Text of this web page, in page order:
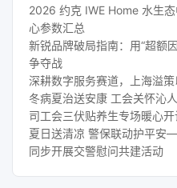
2026 约克 IWE Home 水生
心参数汇总
新锐品牌破局指南：用“超额
争夺战
深耕数字服务赛道，上海溢
冬病夏治送安康 工会关怀
司工会三伏贴养生专场暖心开
夏日送清凉 警保联动护平安
同步开展交警慰问共建活动